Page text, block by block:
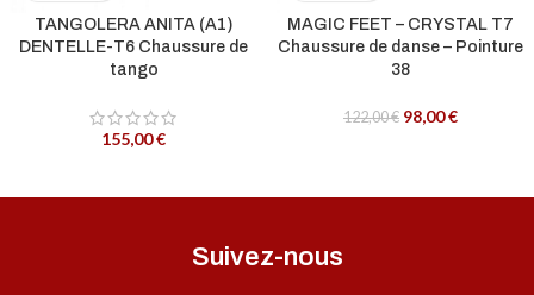
TANGOLERA ANITA (A1)
DENTELLE-T6 Chaussure de
tango
155,00€
MAGIC FEET – CRYSTAL T7
Chaussure de danse – Pointure
38
122,00€ 98,00€
Suivez-nous